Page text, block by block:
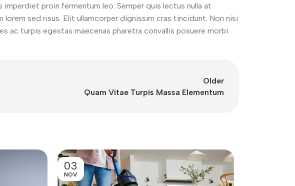
proin fermentum leo. Semper quis lectus nulla at
lorem sed risus. Elit ullamcorper dignissim cras tincidunt. Non nisi
turpis egestas maecenas pharetra convallis posuere morbi.
Older
Quam Vitae Turpis Massa Elementum
03
NOV